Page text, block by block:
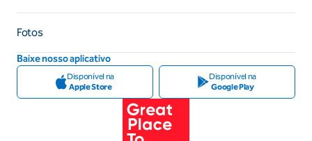
Fotos
Baixe nosso aplicativo
Disponível na
Apple Store
Disponível na
Google Play